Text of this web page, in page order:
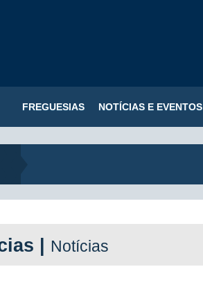
FREGUESIAS NOTÍCIAS E EVENTOS
| Notícias